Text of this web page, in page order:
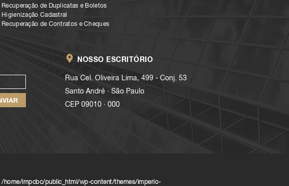
Recuperação de Duplicatas e Boletos
Higienização Cadastral
Recuperação de Contratos e Cheques
NOSSO ESCRITÓRIO
Rua Cel. Oliveira Lima, 499 - Conj. 53
Santo André . São Paulo
CEP 09010 . 000
/home/impcbc/public_html/wp-content/themes/imperio-